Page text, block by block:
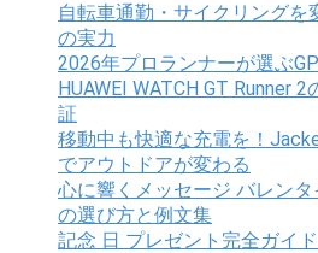
自転車通勤・サイクリングを
の実力
2026年プロランナーが選ぶ
HUAWEI WATCH GT Runner
証
移動中も快適な充電を！
でアウトドアが変わる
心に響くメッセージ バレン
の選び方と例文集
記念 日 プレゼント完全ガイ